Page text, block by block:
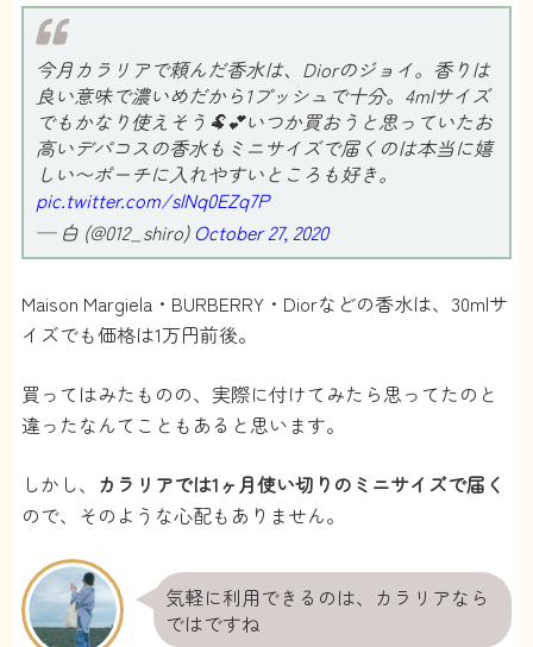
今月カラリアで頼んだ香水は、Diorのジョイ。香りは
良い意味で濃いめだから1プッシュで十分。4mlサイズ
でもかなり使えそう🐏💕いつか買おうと思っていたお
高いデパコスの香水もミニサイズで届くのは本当に嬉
しい〜ポーチに入れやすいところも好き。
pic.twitter.com/slNq0EZq7P
— 白 (@012_shiro) October 27, 2020
Maison Margiela・BURBERRY・Diorなどの香水は、30mlサ
イズでも価格は1万円前後。
買ってはみたものの、実際に付けてみたら思ってたのと
違ったなんてこともあると思います。
しかし、 カラリアでは1ヶ月使い切りのミニサイズで届く
ので、そのような心配もありません。
気軽に利用できるのは、カラリアなら
ではですね